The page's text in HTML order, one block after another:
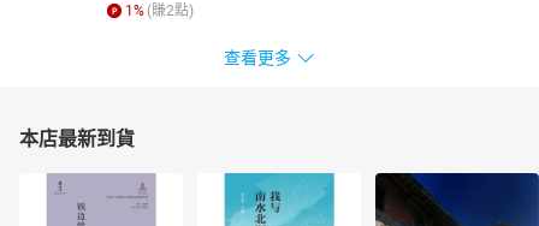
1 % (賺2點)
查看更多
本店最新到貨